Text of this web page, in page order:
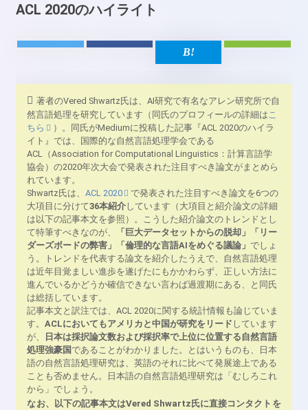
ACL 2020のハイライト
著者のVered Shwartz氏は、AI研究で有名なアレン研究所で自
然言語処理を研究しています（同氏のプロフィールの詳細はこ
ちら
）。同氏がMediumに投稿した記事『ACL 2020のハイラ
イト』では、国際的な自然言語処理学会である
ACL（Association for Computational Linguistics：計算言語学
協会）の2020年次大会で発表された注目すべき論文がまとめら
れています。
Shwartz氏は、ACL 2020
で発表された注目すべき論文を6つの
大項目に分けて36本紹介 しています（大項目と紹介論文の詳細
は以下の記事本文を参照）。こうした紹介論文のトレンドとし
て特筆すべきなのが、
「巨大データセットからの脱却」「リー
ダーズボードの弊害」「倫理的な言語AIをめぐる議論」 でしょ
う。トレンドを代表する論文を紹介したうえで、自然言語処理
は近年目覚ましい進歩を遂げたにもかかわらず、正しい方法に
進んでいるかどうか確信できない言わば過渡期にある、と同氏
は総括しています。
記事本文と訳注では、ACL 2020に関する統計情報も論じていま
す。ACLにおいてもアメリカと中国が研究をリード しています
が、
日本は採択論文数および採択率で上位に位置する自然言語
処理強豪国 であることがわかりました。とはいうものも、日本
語の自然言語処理研究は、英語のそれに比べて発展途上である
ことも否めません。日本語の自然言語処理研究は「むしろこれ
から」でしょう。
なお、以下の記事本文はVered Shwartz氏に直接コンタクトを